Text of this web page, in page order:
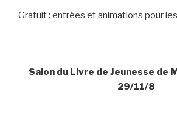
Gratuit : entrées et animations pour
Salon du Livre de Jeunesse de
29/11/8